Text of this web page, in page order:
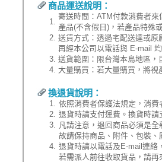
商品運送說明：
1.
寄送時間：ATM付款消費者
產品(不含假日)，若產品特殊
2. 送貨方式：透過宅配送達或
再經本公司以電話與 E-mail
3. 送貨範圍：限台灣本島地區
4. 大量購買：若大量購買，將
換退貨說明：
1. 依照消費者保護法規定，消
2. 退貨時請支付運費。換貨時
3. 凡請注意，退回商品必須是
故請保持商品、附件、包裝
4. 退貨時請以電話及E-mail連絡
若需派人前往收取貨品，請